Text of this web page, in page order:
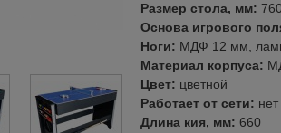
Размер стола, мм:
Основа игрового
Ноги: МДФ 12 мм,
Материал корпуса:
Цвет: цветной
Работает от сети: нет
Длина кия, мм: 660